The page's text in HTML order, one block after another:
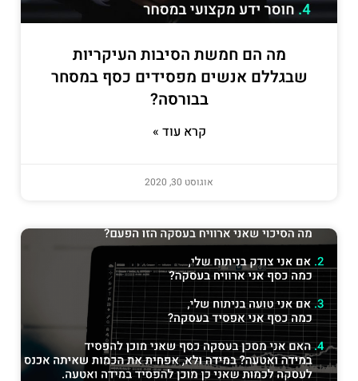
מה הם חמשת הסיבות העיקריות
שבגללם אנשים מפסידים כסף במסחר
בבורסה?
קרא עוד »
אוגוסט 30, 2020